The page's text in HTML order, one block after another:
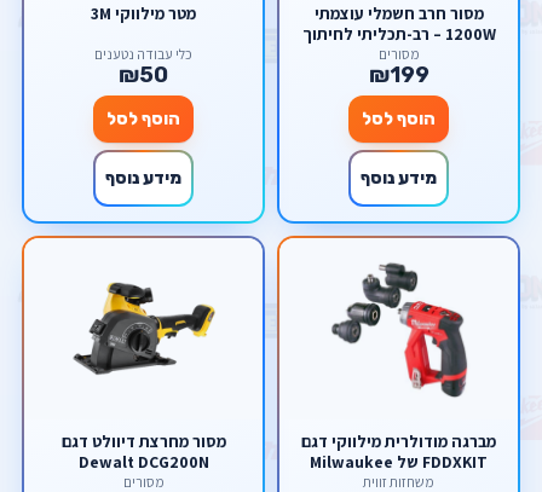
מסור חרב חשמלי עוצמתי
1200W – רב-תכליתי לחיתוך
סל"ד) מבית סקורפיון
מסורים
₪199
הוסף לסל
מידע נוסף
מטר מילווקי 3M
כלי עבודה נטענים
₪50
הוסף לסל
מידע נוסף
מברגה מודולרית מילווקי דגם
FDDXKIT של Milwaukee
משחזות זווית
מסור ‏מחרצת דיוולט דגם
Dewalt DCG200N
מסורים